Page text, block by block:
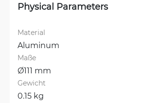
Physical Parameters
Material
Aluminum
Maße
Ø111 mm
Gewicht
0.15 kg